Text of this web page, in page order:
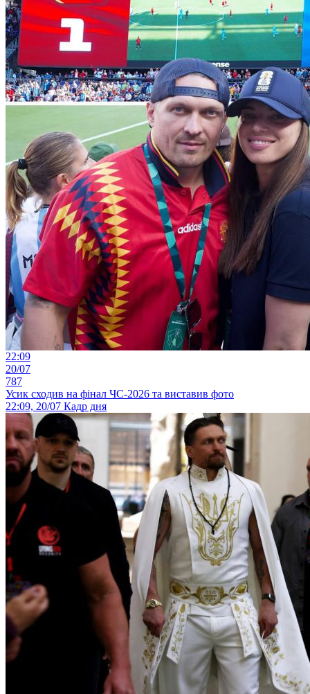
22:09
20/07
787
Усик сходив на фінал ЧС-2026 та виставив фото
22:09, 20/07 Кадр дня